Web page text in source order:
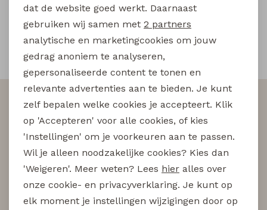
Bermuda's
Piraat broeken
Lange broeken
Rokken
Snelle en betrouwbare levering
Altijd als eerste op de hoogte zijn?
Schrijf je in voor onze nieuwsbrief en wees als eerst
op de hoogte van nieuwe acties!
Aanmelden
Marketing cookies
dat de website goed werkt. Daarnaast
gebruiken wij samen met 2 partners
analytische en marketingcookies om jouw
gedrag anoniem te analyseren,
gepersonaliseerde content te tonen en
relevante advertenties aan te bieden. Je kunt
zelf bepalen welke cookies je accepteert. Klik
op 'Accepteren' voor alle cookies, of kies
'Instellingen' om je voorkeuren aan te passen.
Wil je alleen noodzakelijke cookies? Kies dan
'Weigeren'. Meer weten? Lees hier alles over
onze cookie- en privacyverklaring. Je kunt op
elk moment je instellingen wijzigingen door op